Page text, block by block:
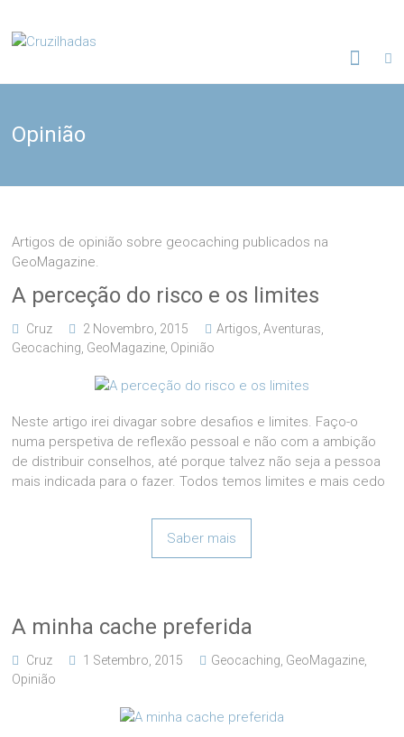
content
Cruzilhadas
Opinião
Artigos de opinião sobre geocaching publicados na
GeoMagazine.
A perceção do risco e os limites
Cruz 2 Novembro, 2015 Artigos ,Aventuras
Geocaching GeoMagazine Opinião
Neste artigo irei divagar sobre desafios e limites. Faço-o
numa perspetiva de reflexão pessoal e não com a ambição
de distribuir conselhos, até porque talvez não seja a pessoa
mais indicada para o fazer. Todos temos limites e mais cedo
Saber mais
A minha cache preferida
Cruz 1 Setembro, 2015 Geocaching GeoMagazine
Opinião